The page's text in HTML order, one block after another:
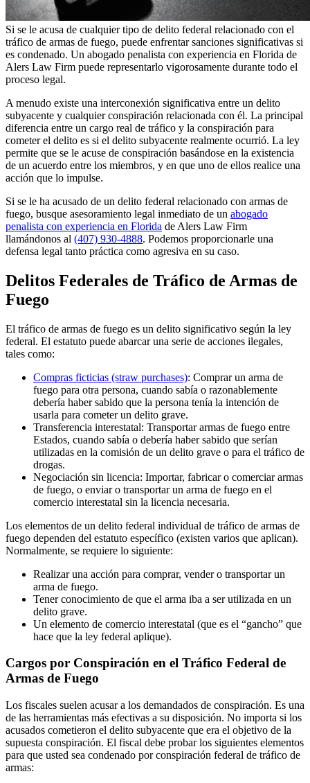
Si se le acusa de cualquier tipo de delito federal relacionado con el
tráfico de armas de fuego, puede enfrentar sanciones significativas si
es condenado. Un abogado penalista con experiencia en Florida de
Alers Law Firm puede representarlo vigorosamente durante todo el
proceso legal.
A menudo existe una interconexión significativa entre un delito
subyacente y cualquier conspiración relacionada con él. La principal
diferencia entre un cargo real de tráfico y la conspiración para
cometer el delito es si el delito subyacente realmente ocurrió. La ley
permite que se le acuse de conspiración basándose en la existencia
de un acuerdo entre los miembros, y en que uno de ellos realice una
acción que lo impulse.
Si se le ha acusado de un delito federal relacionado con armas de
fuego, busque asesoramiento legal inmediato de un abogado
penalista con experiencia en Florida de Alers Law Firm
llamándonos al (407) 930-4888. Podemos proporcionarle una
defensa legal tanto práctica como agresiva en su caso.
Delitos Federales de Tráfico de Armas de
Fuego
El tráfico de armas de fuego es un delito significativo según la ley
federal. El estatuto puede abarcar una serie de acciones ilegales,
tales como:
Compras ficticias (straw purchases): Comprar un arma de
fuego para otra persona, cuando sabía o razonablemente
debería haber sabido que la persona tenía la intención de
usarla para cometer un delito grave.
Transferencia interestatal: Transportar armas de fuego entre
Estados, cuando sabía o debería haber sabido que serían
utilizadas en la comisión de un delito grave o para el tráfico de
drogas.
Negociación sin licencia: Importar, fabricar o comerciar armas
de fuego, o enviar o transportar un arma de fuego en el
comercio interestatal sin la licencia necesaria.
Los elementos de un delito federal individual de tráfico de armas de
fuego dependen del estatuto específico (existen varios que aplican).
Normalmente, se requiere lo siguiente:
Realizar una acción para comprar, vender o transportar un
arma de fuego.
Tener conocimiento de que el arma iba a ser utilizada en un
delito grave.
Un elemento de comercio interestatal (que es el “gancho” que
hace que la ley federal aplique).
Cargos por Conspiración en el Tráfico Federal de
Armas de Fuego
Los fiscales suelen acusar a los demandados de conspiración. Es una
de las herramientas más efectivas a su disposición. No importa si los
acusados cometieron el delito subyacente que era el objetivo de la
supuesta conspiración. El fiscal debe probar los siguientes elementos
para que usted sea condenado por conspiración federal de tráfico de
armas: